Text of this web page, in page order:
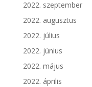
2022. szeptember
2022. augusztus
2022. július
2022. június
2022. május
2022. április